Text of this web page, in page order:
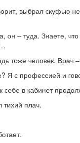
выбрал скуфью
он – туда. Знаете,
тоже человек. Врач
Я с профессией и
в кабинет
плач.